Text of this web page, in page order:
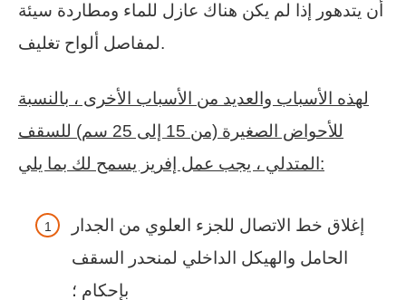
أن يتدهور إذا لم يكن هناك عازل للماء ومطاردة سيئة
لمفاصل ألواح تغليف.
لهذه الأسباب والعديد من الأسباب الأخرى ، بالنسبة
للأحواض الصغيرة (من 15 إلى 25 سم) للسقف
المتدلي ، يجب عمل إفريز يسمح لك بما يلي:
إغلاق خط الاتصال للجزء العلوي من الجدار
الحامل والهيكل الداخلي لمنحدر السقف
بإحكام ؛